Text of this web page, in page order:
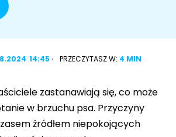
14:45 PRZECZYTASZ W: 4 MIN
zastanawiają się, co może
w brzuchu psa. Przyczyny
źródłem niepokojących